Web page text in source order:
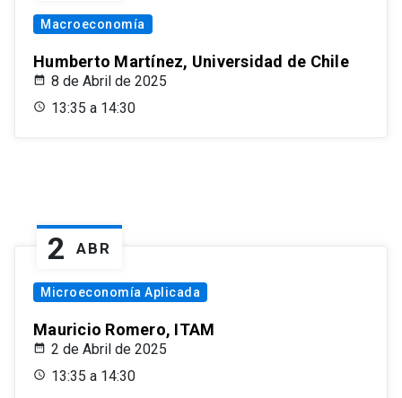
Macroeconomía
Humberto Martínez, Universidad de Chile
8 de Abril de 2025
13:35 a 14:30
2 ABR
Microeconomía Aplicada
Mauricio Romero, ITAM
2 de Abril de 2025
13:35 a 14:30